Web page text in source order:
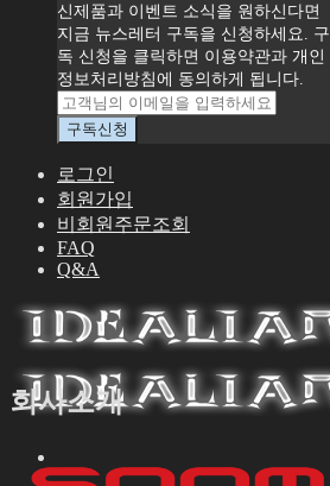
신제품과 이벤트 소식을 원하신다면
지금 뉴스레터 구독을 신청하세요. 구
독 신청을 클릭하면 이용약관과 개인
정보처리방침에 동의하게 됩니다.
로그인
회원가입
비회원주문조회
FAQ
Q&A
회사소개